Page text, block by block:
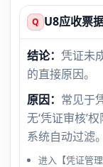
Q U8应收票
结论： 凭证未
的直接原因。
原因： 常见于
无‘凭证审核’
系统自动过滤。
进入【凭证管